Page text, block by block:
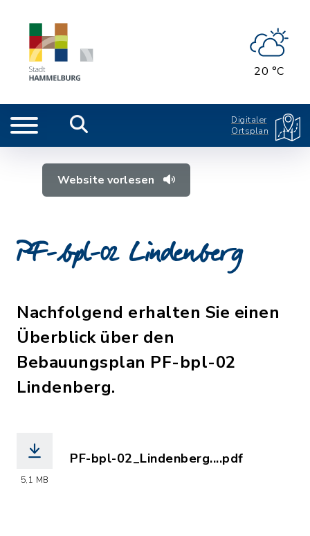
20 °C
Digitaler
Ortsplan
Website vorlesen
PF-bpl-02 Lindenberg
Nachfolgend erhalten Sie einen
Überblick über den
Bebauungsplan PF-bpl-02
Lindenberg.
5,1 MB
PF-bpl-02_Lindenberg....pdf